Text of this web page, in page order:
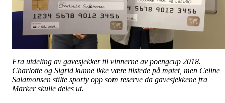
Fra utdeling av gavesjekker til vinnerne av poengcup 2018.
Charlotte og Sigrid kunne ikke være tilstede på møtet, men Celine
Salamonsen stilte sporty opp som reserve da gavesjekkene fra
Marker skulle deles ut.